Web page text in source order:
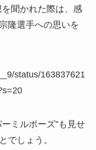
聞かれた際は、感
隆選手への思いを
status/163837621
ミルポーズ”も見せ
でしょう。